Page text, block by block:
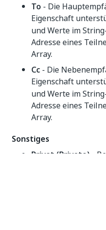
To - Die
Eigenschaft
und Werte im
Adresse eines
Array.
Cc - Die
Eigenschaft
und Werte im
Adresse eines
Array.
Sonstiges
Privat (Private) -